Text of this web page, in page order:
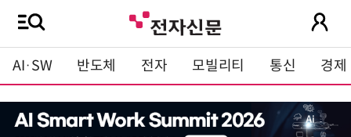
AI·SW 반도체 전자 모빌리티 통신 경제